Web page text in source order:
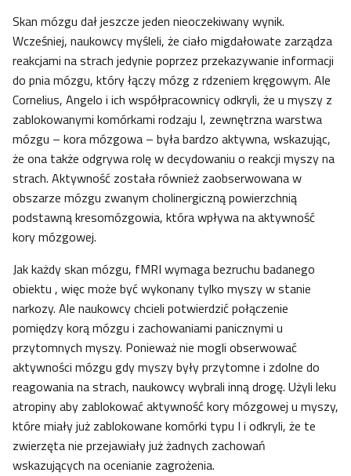
Skan mózgu dał jeszcze jeden nieoczekiwany wynik.
Wcześniej, naukowcy myśleli, że ciało migdałowate zarządza
reakcjami na strach jedynie poprzez przekazywanie informacji
do pnia mózgu, który łączy mózg z rdzeniem kręgowym. Ale
Cornelius, Angelo i ich współpracownicy odkryli, że u myszy z
zablokowanymi komórkami rodzaju I, zewnętrzna warstwa
mózgu – kora mózgowa – była bardzo aktywna, wskazując,
że ona także odgrywa rolę w decydowaniu o reakcji myszy na
strach. Aktywność została również zaobserwowana w
obszarze mózgu zwanym cholinergiczną powierzchnią
podstawną kresomózgowia, która wpływa na aktywność
kory mózgowej.
Jak każdy skan mózgu, fMRI wymaga bezruchu badanego
obiektu , więc może być wykonany tylko myszy w stanie
narkozy. Ale naukowcy chcieli potwierdzić połączenie
pomiędzy korą mózgu i zachowaniami panicznymi u
przytomnych myszy. Ponieważ nie mogli obserwować
aktywności mózgu gdy myszy były przytomne i zdolne do
reagowania na strach, naukowcy wybrali inną drogę. Użyli leku
atropiny aby zablokować aktywność kory mózgowej u myszy,
które miały już zablokowane komórki typu I i odkryli, że te
zwierzęta nie przejawiały już żadnych zachowań
wskazujących na ocenianie zagrożenia.